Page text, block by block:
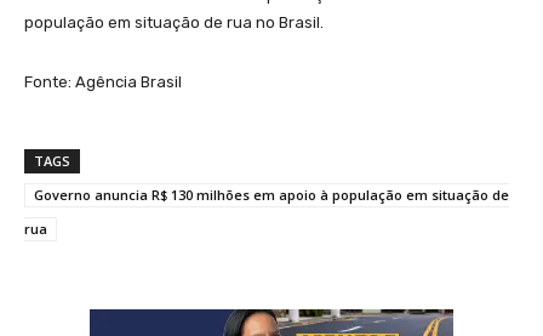
população em situação de rua no Brasil.
Fonte: Agência Brasil
TAGS
Governo anuncia R$ 130 milhões em apoio à população em situação de
rua